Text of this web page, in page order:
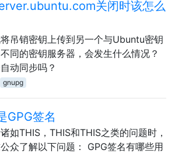
关闭时该怎么
吊销密钥上传到另一个与Ubuntu密钥
同的密钥服务器，会发生什么情况？
动同步吗？
gnupg
GPG签名
如THIS，THIS和THIS之类的问题时，
众了解以下问题： GPG签名有哪些用